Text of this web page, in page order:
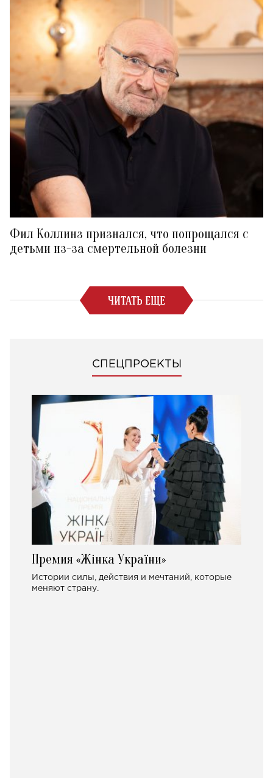
Фил Коллинз признался, что попрощался с
детьми из-за смертельной болезни
ЧИТАТЬ ЕЩЕ
СПЕЦПРОЕКТЫ
Премия «Жінка України»
Истории силы, действия и мечтаний, которые
меняют страну.